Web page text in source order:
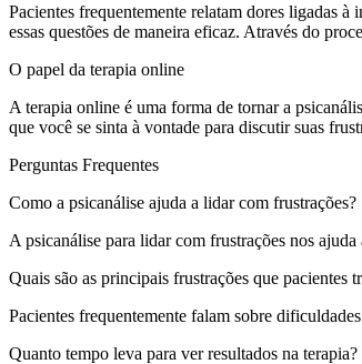
Pacientes frequentemente relatam dores ligadas
essas questões de maneira eficaz. Através do
O papel da terapia online
A terapia online é uma forma de tornar a
que você se sinta à vontade para discutir suas
Perguntas Frequentes
Como a psicanálise ajuda a lidar com frustrações?
A psicanálise para lidar com frustrações nos
Quais são as principais frustrações que pacientes
Pacientes frequentemente falam sobre
Quanto tempo leva para ver resultados na terapia?